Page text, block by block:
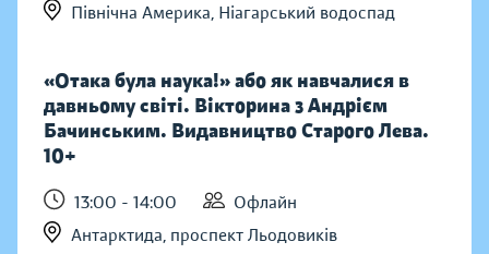
Північна Америка, Ніагарський водоспад
«Отака була наука!» або як навчалися в
давньому світі. Вікторина з Андрієм
Бачинським. Видавництво Старого Лева.
10+
13:00 - 14:00
Офлайн
Антарктида, проспект Льодовиків